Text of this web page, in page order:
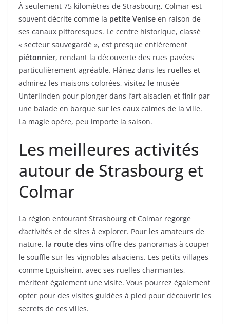
À seulement 75 kilomètres de Strasbourg, Colmar est
souvent décrite comme la petite Venise en raison de
ses canaux pittoresques. Le centre historique, classé
« secteur sauvegardé », est presque entièrement
piétonnier, rendant la découverte des rues pavées
particulièrement agréable. Flânez dans les ruelles et
admirez les maisons colorées, visitez le musée
Unterlinden pour plonger dans l’art alsacien et finir par
une balade en barque sur les eaux calmes de la ville.
La magie opère, peu importe la saison.
Les meilleures activités
autour de Strasbourg et
Colmar
La région entourant Strasbourg et Colmar regorge
d’activités et de sites à explorer. Pour les amateurs de
nature, la route des vins offre des panoramas à couper
le souffle sur les vignobles alsaciens. Les petits villages
comme Eguisheim, avec ses ruelles charmantes,
méritent également une visite. Vous pourrez également
opter pour des visites guidées à pied pour découvrir les
secrets de ces villes.